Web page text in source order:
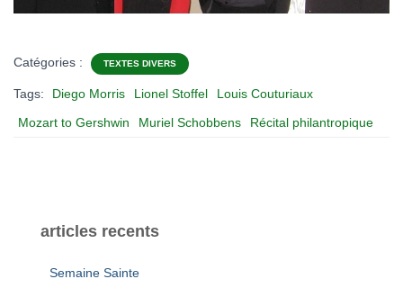
Catégories : TEXTES DIVERS
Tags: Diego Morris Lionel Stoffel
Louis Couturiaux
Mozart to Gershwin
Muriel Schobbens Récital philantropique
articles recents
Semaine Sainte